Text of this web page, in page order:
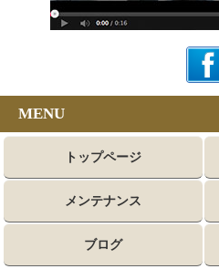
MENU
トップページ
メンテナンス
ブログ